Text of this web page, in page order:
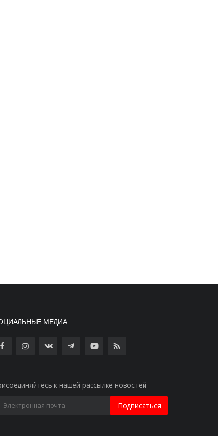
МЕДИА
к нашей рассылке новостей
Подписаться